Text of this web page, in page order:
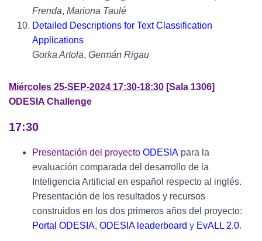
Frenda, Mariona Taulé
Detailed Descriptions for Text Classification
Applications
Gorka Artola, Germán Rigau
Miércoles 25-SEP-2024 17:30-18:30 [Sala 1306]
ODESIA Challenge
17:30
Presentación del proyecto ODESIA para la
evaluación comparada del desarrollo de la
Inteligencia Artificial en español respecto al inglés.
Presentación de los resultados y recursos
construidos en los dos primeros años del proyecto:
Portal ODESIA, ODESIA leaderboard y EvALL 2.0.